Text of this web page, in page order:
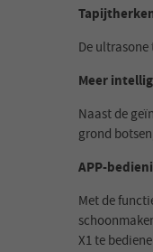
De
Meer
Naast de
grond
APP-
Met de
X1 te